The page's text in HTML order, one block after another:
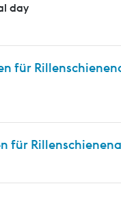
day
für
für